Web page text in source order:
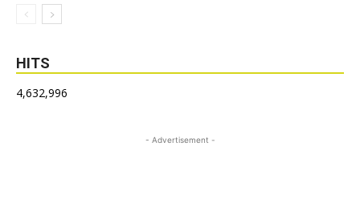
HITS
4,632,996
- Advertisement -